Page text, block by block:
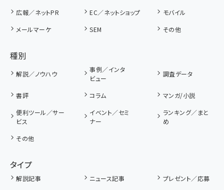
広報／ネットPR
EC／ネットショップ
モバイル
メールマーケ
SEM その他
種別
解説／ノウハウ
事例／インタ
ビュー
調査データ
書評 コラム
マンガ/小説
便利ツール／サー
ビス
イベント／セミ
ナー
ランキング／まと
め
その他
タイプ
解説記事 ニュース記事
プレゼント／応募